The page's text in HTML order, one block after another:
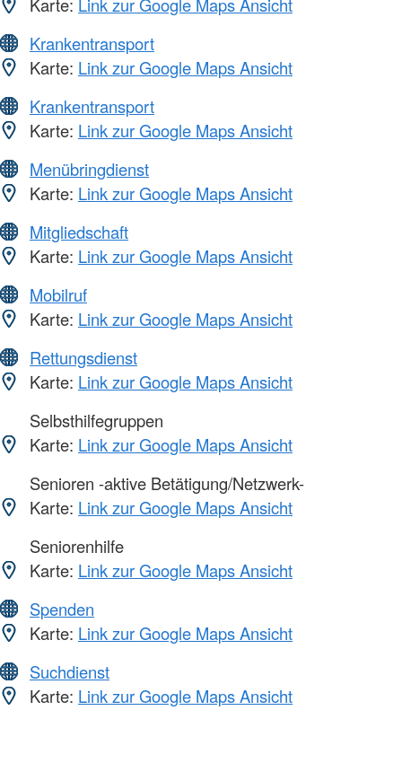
Karte: Link zur Google Maps Ansicht
Krankentransport
Karte: Link zur Google Maps Ansicht
Krankentransport
Karte: Link zur Google Maps Ansicht
Menübringdienst
Karte: Link zur Google Maps Ansicht
Mitgliedschaft
Karte: Link zur Google Maps Ansicht
Mobilruf
Karte: Link zur Google Maps Ansicht
Rettungsdienst
Karte: Link zur Google Maps Ansicht
Selbsthilfegruppen
Karte: Link zur Google Maps Ansicht
Senioren -aktive Betätigung/Netzwerk-
Karte: Link zur Google Maps Ansicht
Seniorenhilfe
Karte: Link zur Google Maps Ansicht
Spenden
Karte: Link zur Google Maps Ansicht
Suchdienst
Karte: Link zur Google Maps Ansicht